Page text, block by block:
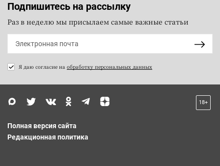
Подпишитесь на рассылку
Раз в неделю мы присылаем самые важные статьи
Я даю согласие на обработку персональных данных
18+
Полная версия сайта
Редакционная политика